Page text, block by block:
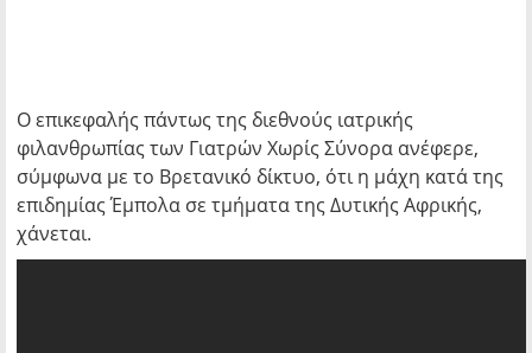
Ο επικεφαλής πάντως της διεθνούς ιατρικής
φιλανθρωπίας των Γιατρών Χωρίς Σύνορα ανέφερε,
σύμφωνα με το Βρετανικό δίκτυο, ότι η μάχη κατά της
επιδημίας Έμπολα σε τμήματα της Δυτικής Αφρικής,
χάνεται.